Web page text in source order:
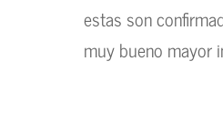
estas son
muy bueno mayor